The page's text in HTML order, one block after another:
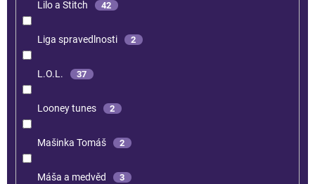
Lilo a Stitch 42
Liga spravedlnosti 2
L.O.L. 37
Looney tunes 2
Mašinka Tomáš 2
Máša a medvěd 3